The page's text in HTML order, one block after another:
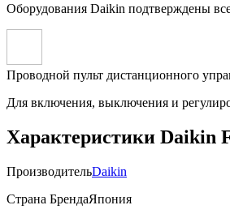
Оборудования Daikin подтверждены
Проводной пульт дистанционного
Для включения, выключения и
Характеристики Daikin
ПроизводительDaikin
Страна БрендаЯпония